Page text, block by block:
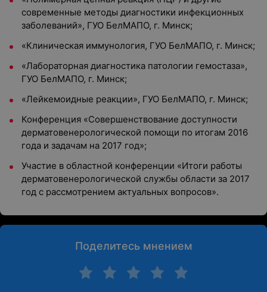
современные методы диагностики инфекционных
заболеваний», ГУО БелМАПО, г. Минск;
«Клиническая иммунология, ГУО БелМАПО, г. Минск;
«Лабораторная диагностика патологии гемостаза»,
ГУО БелМАПО, г. Минск;
«Лейкемоидные реакции», ГУО БелМАПО, г. Минск;
Конференция «Совершенствование доступности
дерматовенерологической помощи по итогам 2016
года и задачам на 2017 год»;
Участие в областной конференции «Итоги работы
дерматовенерологической службы области за 2017
год с рассмотрением актуальных вопросов».
Поделитесь мнением